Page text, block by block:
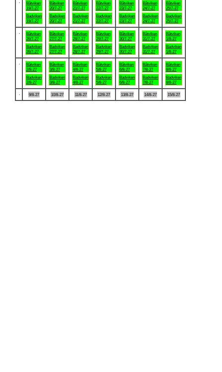
Båtviken
19/7-27
Badviken
19/7-27
Båtviken
20/7-27
Badviken
20/7-27
Båtviken
21/7-27
Badviken
21/7-27
Båtviken
22/7-27
Badviken
22/7-27
Båtviken
23/7-27
Badviken
23/7-27
Båtviken
24/7-27
Badviken
24/7-27
Båtviken
25/7-27
Badviken
25/7-27
Båtviken
26/7-27
Badviken
26/7-27
Båtviken
27/7-27
Badviken
27/7-27
Båtviken
28/7-27
Badviken
28/7-27
Båtviken
29/7-27
Badviken
29/7-27
Båtviken
30/7-27
Badviken
30/7-27
Båtviken
31/7-27
Badviken
31/7-27
Båtviken
1/8-27
Badviken
1/8-27
Båtviken
2/8-27
Badviken
2/8-27
Båtviken
3/8-27
Badviken
3/8-27
Båtviken
4/8-27
Badviken
4/8-27
Båtviken
5/8-27
Badviken
5/8-27
Båtviken
6/8-27
Badviken
6/8-27
Båtviken
7/8-27
Badviken
7/8-27
Båtviken
8/8-27
Badviken
8/8-27
9/8-27 10/8-27 11/8-27 12/8-27 13/8-27 14/8-27 15/8-27